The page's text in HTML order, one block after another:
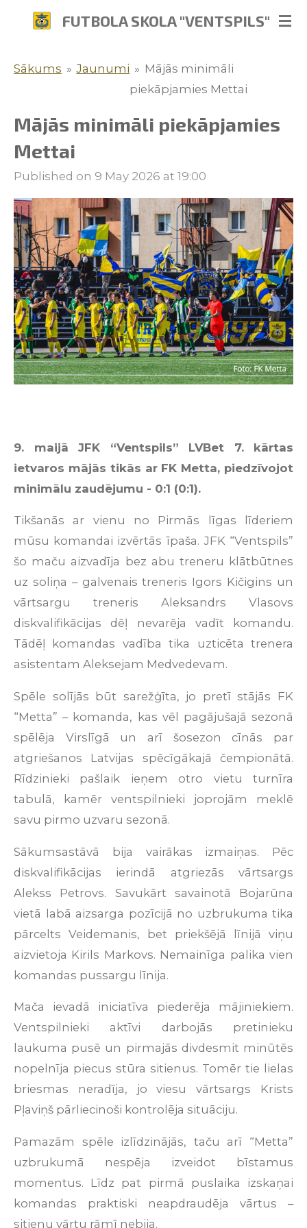
content
FUTBOLA SKOLA "VENTSPILS"
Sākums » Jaunumi » Mājās minimāli
piekāpjamies Mettai
Mājās minimāli piekāpjamies
Mettai
Published on 9 May 2026 at 19:00
9. maijā JFK “Ventspils” LVBet 7. kārtas
ietvaros mājās tikās ar FK Metta, piedzīvojot
minimālu zaudējumu - 0:1 (0:1).
Tikšanās ar vienu no Pirmās līgas līderiem
mūsu komandai izvērtās īpaša. JFK “Ventspils”
šo maču aizvadīja bez abu treneru klātbūtnes
uz soliņa – galvenais treneris Igors Kičigins un
vārtsargu treneris Aleksandrs Vlasovs
diskvalifikācijas dēļ nevarēja vadīt komandu.
Tādēļ komandas vadība tika uzticēta trenera
asistentam Aleksejam Medvedevam.
Spēle solījās būt sarežģīta, jo pretī stājās FK
“Metta” – komanda, kas vēl pagājušajā sezonā
spēlēja Virslīgā un arī šosezon cīnās par
atgriešanos Latvijas spēcīgākajā čempionātā.
Rīdzinieki pašlaik ieņem otro vietu turnīra
tabulā, kamēr ventspilnieki joprojām meklē
savu pirmo uzvaru sezonā.
Sākumsastāvā bija vairākas izmaiņas. Pēc
diskvalifikācijas ierindā atgriezās vārtsargs
Alekss Petrovs. Savukārt savainotā Bojarūna
vietā labā aizsarga pozīcijā no uzbrukuma tika
pārcelts Veidemanis, bet priekšējā līnijā viņu
aizvietoja Kirils Markovs. Nemainīga palika vien
komandas pussargu līnija.
Mača ievadā iniciatīva piederēja mājiniekiem.
Ventspilnieki aktīvi darbojās pretinieku
laukuma pusē un pirmajās divdesmit minūtēs
nopelnīja piecus stūra sitienus. Tomēr tie lielas
briesmas neradīja, jo viesu vārtsargs Krists
Pļaviņš pārliecinoši kontrolēja situāciju.
Pamazām spēle izlīdzinājās, taču arī “Metta”
uzbrukumā nespēja izveidot bīstamus
momentus. Līdz pat pirmā puslaika izskaņai
komandas praktiski neapdraudēja vārtus –
sitienu vārtu rāmī nebija.